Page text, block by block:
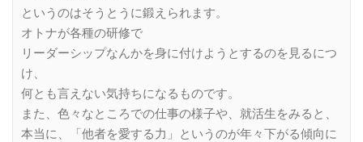
というのはそうとうに鍛えられます。
オトナが各種の研修で
リーダーシップなんかを身に付けようとするのを見るにつ
け、
何とも言えない気持ちになるものです。
また、色々なところでの仕事の様子や、就活生をみると、
本当に、「他者を愛する力」というのが年々下がる傾向に